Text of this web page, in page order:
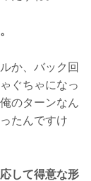
か、バック回
ぐちゃになっ
のターンなん
たんですけ
して得意な形